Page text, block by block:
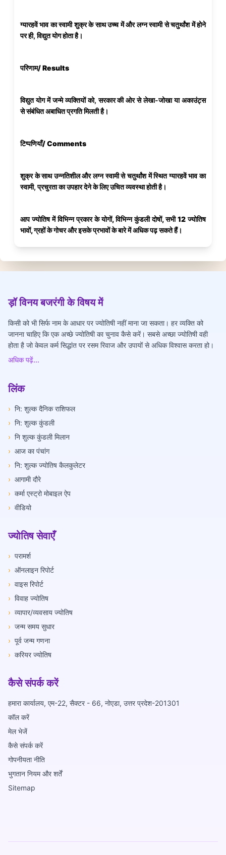
ग्यारहवें भाव का स्वामी शुक्र के साथ उच्च में और लग्न स्वामी से चतुर्थांश में होने
पर ही, विद्युत योग होता है।
परिणाम/ Results
विद्युत योग में जन्मे व्यक्तियों को, सरकार की ओर से लेखा-जोखा या अकाउंट्स
से संबंधित अबाधित प्रगति मिलती है।
टिप्पणियाँ/ Comments
शुक्र के साथ उन्नतिशील और लग्न स्वामी से चतुर्थांश में स्थित ग्यारहवें भाव का
स्वामी, प्रचुरता का उपहार देने के लिए उचित व्यवस्था होती है।
आपज्योतिष में विभिन्न प्रकार के योगों, विभिन्न कुंडली दोषों, सभी 12 ज्योतिष
भावों, ग्रहों के गोचरऔरइसके प्रभावोंके बारे में अधिक पढ़ सकते हैं।
ड़ॉ विनय बजरंगी के विषय में
किसी को भी सिर्फ नाम के आधार पर ज्योतिषी नहीं माना जा सकता। हर व्यक्ति को
जानना चाहिए कि एक अच्छे ज्योतिषी का चुनाव कैसे करें। सबसे अच्छा ज्योतिषी वही
होता है जो केवल कर्म सिद्धांत पर रसम रिवाज और उपायों से अधिक विश्वास करता हो।
अधिक पढ़ें...
लिंक
› नि: शुल्क दैनिक राशिफल
› नि: शुल्क कुंडली
› नि शुल्क कुंडली मिलान
› आज का पंचांग
› नि: शुल्क ज्योतिष कैलकुलेटर
› आगामी दौरे
› कर्मा एस्ट्रो मोबाइल ऐप
› वीडियो
ज्योतिष सेवाएँ
› परामर्श
› ऑनलाइन रिपोर्ट
› वाइस रिपोर्ट
› विवाह ज्योतिष
› व्यापार/व्यवसाय ज्योतिष
› जन्म समय सुधार
› पूर्व जन्म गणना
› करियर ज्योतिष
कैसे संपर्क करें
हमारा कार्यालय, एम-22, सैक्टर - 66, नोएडा, उत्तर प्रदेश-201301
कॉल करें
मेल भेजें
कैसे संपर्क करें
गोपनीयता नीति
भुगतान नियम और शर्तें
Sitemap